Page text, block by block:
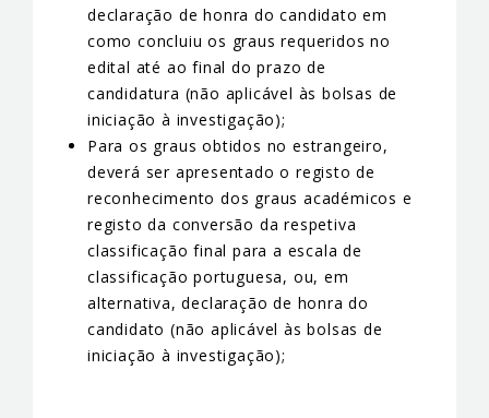
declaração de honra do candidato em
como concluiu os graus requeridos no
edital até ao final do prazo de
candidatura (não aplicável às bolsas de
iniciação à investigação);
Para os graus obtidos no estrangeiro,
deverá ser apresentado o registo de
reconhecimento dos graus académicos e
registo da conversão da respetiva
classificação final para a escala de
classificação portuguesa, ou, em
alternativa, declaração de honra do
candidato (não aplicável às bolsas de
iniciação à investigação);